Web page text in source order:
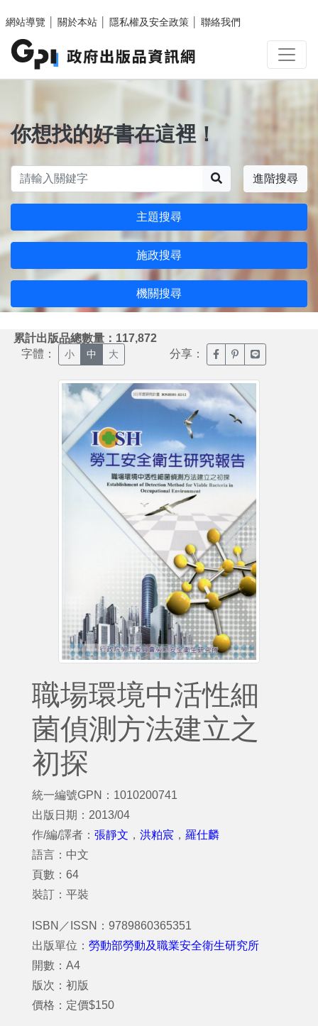
網站導覽
關於本站 隱私權及安全政策 聯絡我們
你想找的好書在這裡！
進階搜尋
主題搜尋
施政搜尋
機關搜尋
累計出版品總數量：117,872
字體： 小 中 大 分享： 臉書分享(另開新視窗)
噗浪分享(另開新
Line分享(另
職場環境中活性細
菌偵測方法建立之
初探
統一編號GPN：1010200741
出版日期：2013/04
作/編/譯者： 張靜文 ， 洪粕宸 ， 羅仕麟
語言：中文
頁數：64
裝訂：平裝
ISBN／ISSN：9789860365351
出版單位： 勞動部勞動及職業安全衛生研究所
開數：A4
版次：初版
價格：定價$150